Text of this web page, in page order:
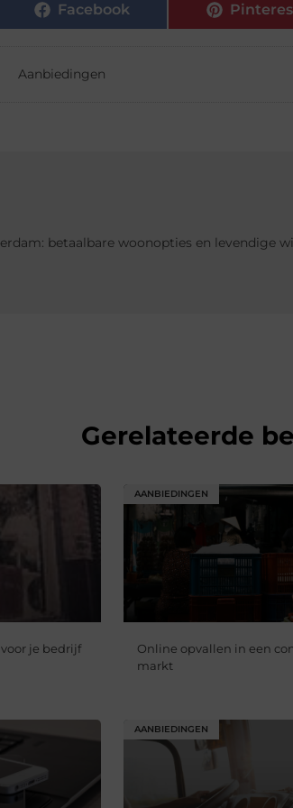
Facebook
Aanbiedingen
betaalbare woonopties en levendige
Gerelateerde
je bedrijf
AANBIEDINGEN
Online opvallen in een
markt
AANBIEDINGEN